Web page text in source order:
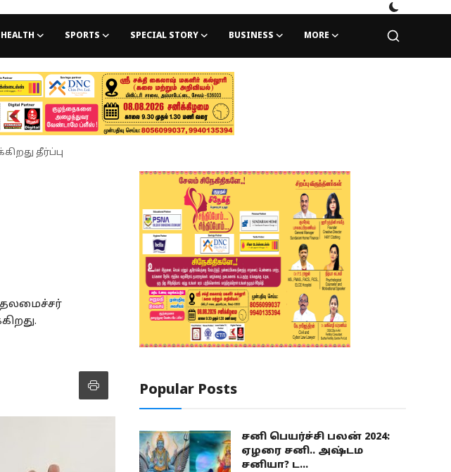
HEALTH SPORTS SPECIAL STORY BUSINESS MORE
தீர்ப்பு
Popular Posts
சனி பெயர்ச்சி பலன் 2024:
ஏழரை சனி.. அஷ்டம
சனியா? ட...